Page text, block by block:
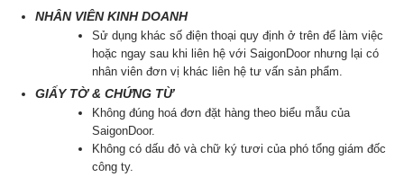
NHÂN VIÊN KINH DOANH
Sử dụng khác số điện thoại quy định ở trên để làm việc
hoặc ngay sau khi liên hệ với SaigonDoor nhưng lại có
nhân viên đơn vị khác liên hệ tư vấn sản phẩm.
GIẤY TỜ & CHỨNG TỪ
Không đúng hoá đơn đặt hàng theo biểu mẫu của
SaigonDoor.
Không có dấu đỏ và chữ ký tươi của phó tổng giám đốc
công ty.